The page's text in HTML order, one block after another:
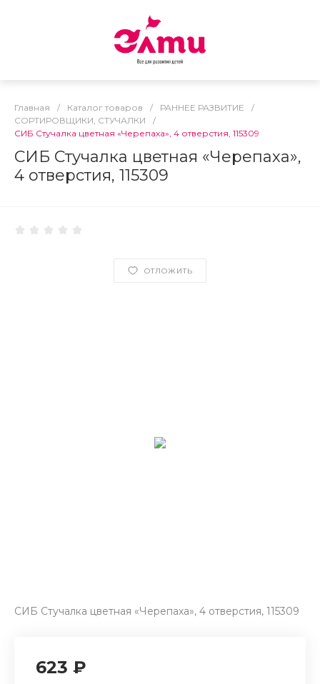
Главная / Каталог товаров / РАННЕЕ РАЗВИТИЕ
/
СОРТИРОВЩИКИ, СТУЧАЛКИ
/
СИБ Стучалка цветная «Черепаха», 4 отверстия, 115309
СИБ Стучалка цветная «Черепаха»,
4 отверстия, 115309
ОТЛОЖИТЬ
СИБ Стучалка цветная «Черепаха», 4 отверстия, 115309
623 ₽